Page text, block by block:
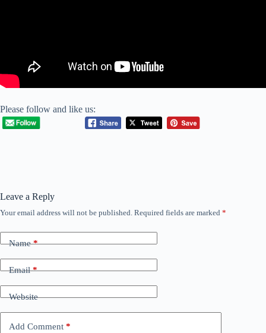
Please follow and like us:
Leave a Reply
Your email address will not be published. Required fields are marked *
Name*
Email*
Website
Add Comment *